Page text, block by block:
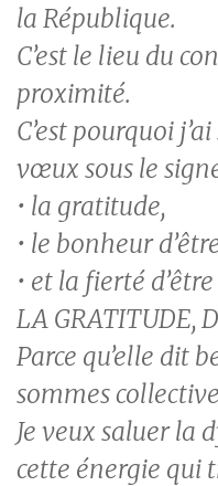
la République.
C’est le lieu du
proximité.
C’est pourquoi
vœux sous le
• la gratitude,
• le bonheur
• et la fierté
LA GRATITUDE,
Parce qu’elle dit
sommes
Je veux saluer la
cette énergie qui